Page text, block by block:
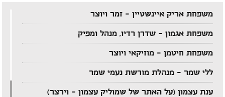
משפחת אריק איינשטיין – זמר ויוצר
משפחת אגמון – שדרן רדיו, מנהל ומפיק
משפחת חיטמן – מוזיקאי ויוצר
ללי שמר – מנהלת מורשת נעמי שמר
ענת עצמון (על האתר של שמוליק עצמון – וירצר)